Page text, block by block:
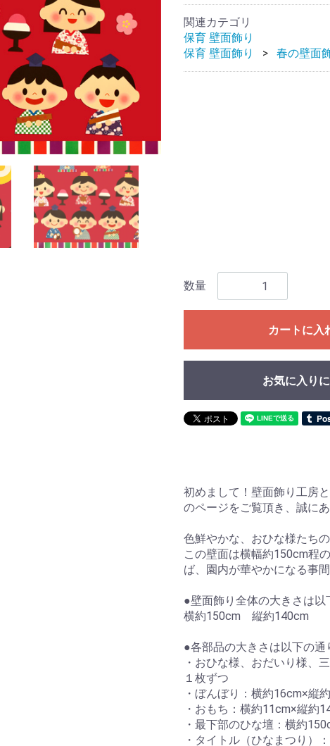
関連カテゴリ
保育 壁面飾り
保育 壁面飾り
春の壁面
数量
カートに入
お気に入り
初めまして！壁面飾り工房
のページをご覧頂き、誠に
色鮮やかな、おひな様たち
この壁面は横幅約150cm程
ば、園内が華やかになる事
●壁面飾り全体の大きさは以
横約150cm 縦約140cm
●各部品の大きさは以下の通
・おひな様、おだいり様、
１枚ずつ
・ぼんぼり：横約16cm×縦
・おもち：横約11cm×縦約
・最下部のひな壇：横約
・タイトル（ひなまつり